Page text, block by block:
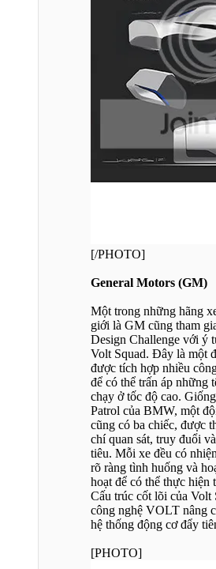
[/PHOTO]
General Motors (GM)
Một trong những hãng
giới là GM cũng tham
Design Challenge với ý
Volt Squad. Đây là một
được tích hợp nhiều
để có thể trấn áp những
chạy ở tốc độ cao.
Patrol của BMW, một
cũng có ba chiếc, được
chí quan sát, truy đuổi
tiêu. Mỗi xe đều có
rõ ràng tình huống và
hoạt để có thể thực hiện
Cấu trúc cốt lõi của Volt
công nghệ VOLT nâng
hệ thống động cơ đẩy
[PHOTO]